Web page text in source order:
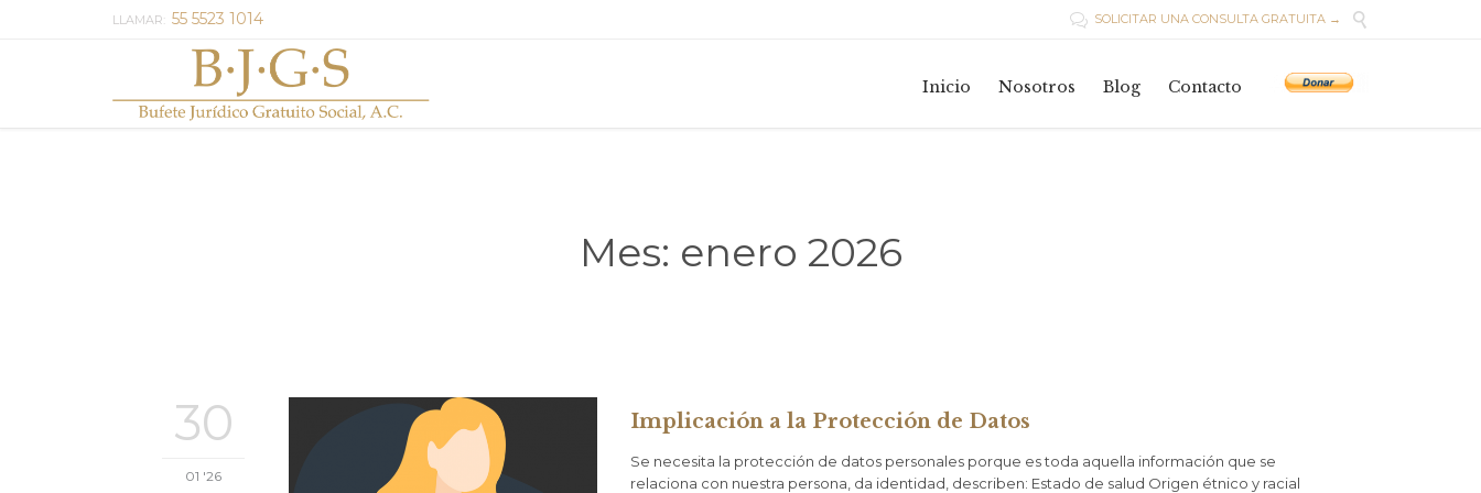
LLAMAR: 55 5523 1014  SOLICITAR UNA CONSULTA GRATUITA → 
Inicio Nosotros Blog Contacto
Mes: enero 2026
30
01 '26
Implicación a la Protección de Datos
Se necesita la protección de datos personales porque es toda aquella información que se
relaciona con nuestra persona, da identidad, describen: Estado de salud Origen étnico y racial